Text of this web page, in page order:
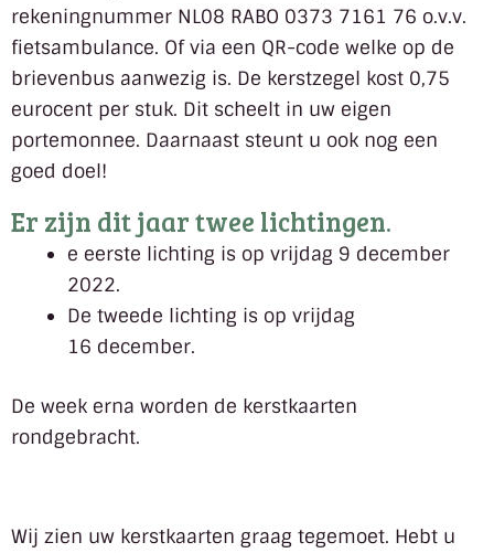
rekeningnummer NL08 RABO 0373 7161 76 o.v.v.
fietsambulance. Of via een QR-code welke op de
brievenbus aanwezig is. De kerstzegel kost 0,75
eurocent per stuk. Dit scheelt in uw eigen
portemonnee. Daarnaast steunt u ook nog een
goed doel!
Er zijn dit jaar twee lichtingen.
e eerste lichting is op vrijdag 9 december
2022.
De tweede lichting is op vrijdag
16 december.
De week erna worden de kerstkaarten
rondgebracht.
Wij zien uw kerstkaarten graag tegemoet. Hebt u